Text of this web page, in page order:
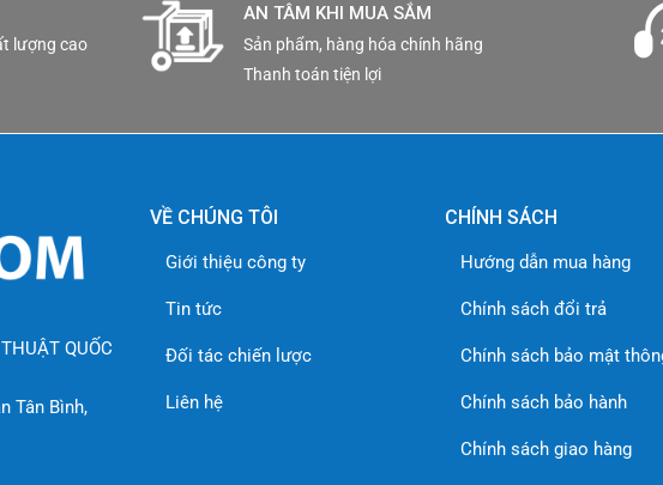
lượng cao
AN TÂM KHI MUA SẮM
Sản phẩm, hàng hóa chính hãng
Thanh toán tiện lợi
QUỐC
Tân Bình,
VỀ CHÚNG TÔI
Giới thiệu công ty
Tin tức
Đối tác chiến lược
Liên hệ
CHÍNH SÁCH
Hướng dẫn mua hàng
Chính sách đổi trả
Chính sách bảo mật
Chính sách bảo hành
Chính sách giao hàng